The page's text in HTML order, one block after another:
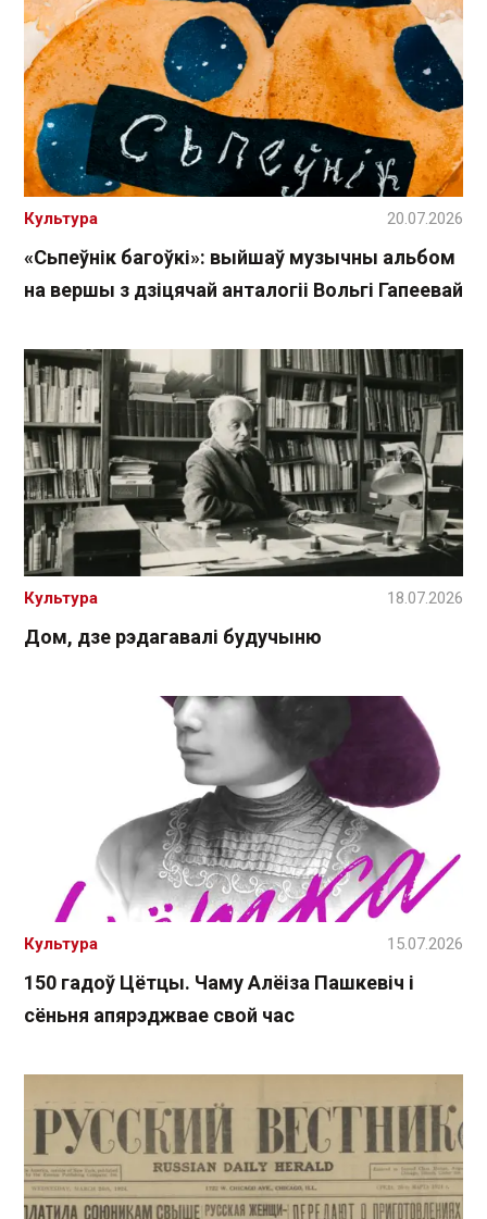
«Сьпеўнік багоўкі»: выйшаў музычны альбом
на вершы з дзіцячай анталогіі Вольгі Гапеевай
Культура 20.07.2026
Дом, дзе рэдагавалі будучыню
Культура 18.07.2026
150 гадоў Цётцы. Чаму Алёіза Пашкевіч і
сёньня апярэджвае свой час
Культура 15.07.2026